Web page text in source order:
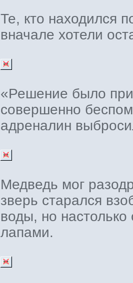
Те, кто находился
вначале хотели
«Решение было
совершенно
адреналин
Медведь мог
зверь старался
воды, но настолько
лапами.